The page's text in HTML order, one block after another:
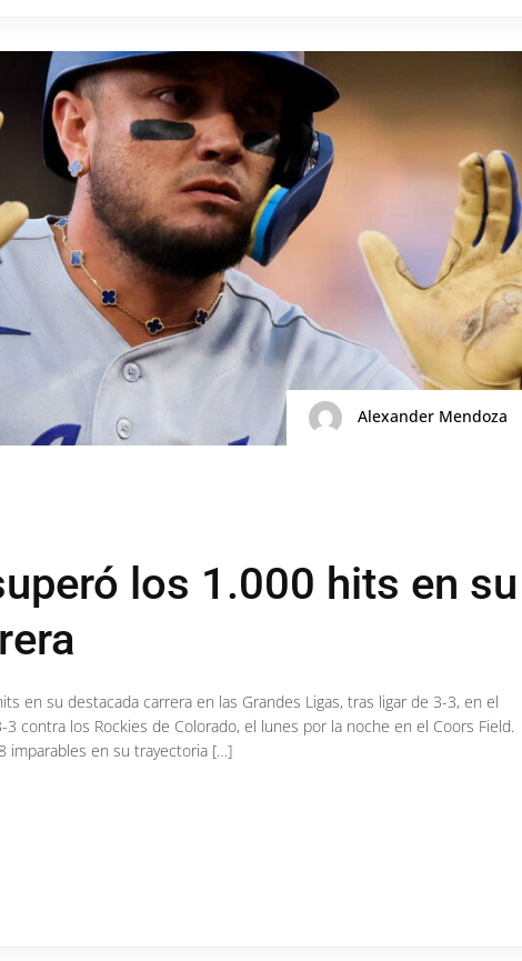
Alexander Mendoza
los 1.000 hits en su
en su destacada carrera en las Grandes Ligas, tras ligar de 3-3, en el
contra los Rockies de Colorado, el lunes por la noche en el Coors Field.
imparables en su trayectoria […]